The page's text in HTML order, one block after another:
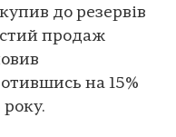
до резервів
продаж
на 15%